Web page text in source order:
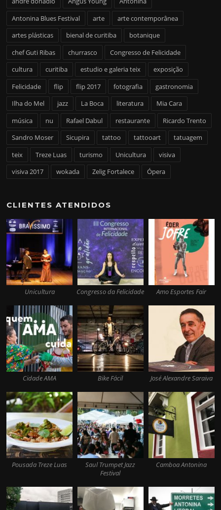
Antonina Blues Festival
arte
arte contemporânea
artes plásticas
bienal de curitiba
botanique
chef Guti Ribas
churrasco
Congresso de Felicidade
cultura
curitiba estudio e galeria teix
exposição
Felicidade
flip flip 2017 fotografia
gastronomia
Ilha do Mel
jazz La Boca literatura
Mia Cara
música
nu Rafael Dabul restaurante
Ricardo Trento
Sandro Moser
Sicupira tattoo tattooart
tatuagem
teix
Treze Luas turismo Unicultura
visiva
visiva 2017
wokada Zelig Fortalece Ópera
CLIENTES ATENDIDOS
Unicultura Congresso da Felicidade Amo Esportes Fair
Cidade AMA Bike Fácil José Alexandre Saraiva
Pousada Treze Luas
Saul Trumpet Jazz
Festival
Camboa Antonina